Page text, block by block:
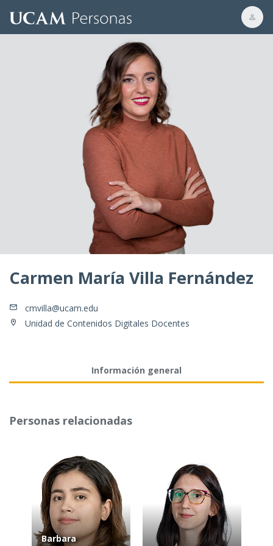
Carmen María Villa Fernández
cmvilla@ucam.edu
Unidad de Contenidos Digitales Docentes
Información general
Personas relacionadas
Barbara